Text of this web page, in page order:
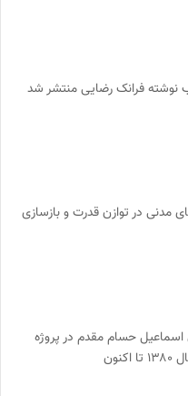
نوشته فرانک رضایی منتشر شد
مدنی در توازن قدرت و بازسازی
حسام مقدم در پروژه